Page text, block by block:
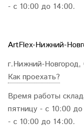
- с 10:00 до 14:00.
ArtFlex-Нижний-
г.Нижний-
Как проехать?
Время работы
пятницу - с 10:00
- с 10:00 до 14:00.